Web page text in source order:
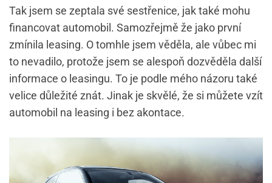
Tak jsem se zeptala své sestřenice, jak také mohu
financovat automobil. Samozřejmě že jako první
zmínila leasing. O tomhle jsem věděla, ale vůbec mi
to nevadilo, protože jsem se alespoň dozvěděla další
informace o leasingu. To je podle mého názoru také
velice důležité znát. Jinak je skvělé, že si můžete vzít
automobil na leasing i bez akontace.